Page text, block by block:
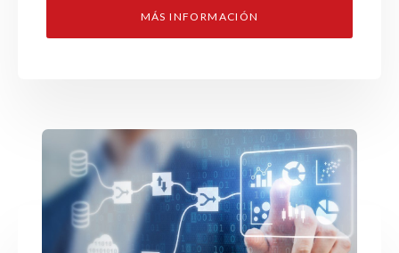
MÁS INFORMACIÓN